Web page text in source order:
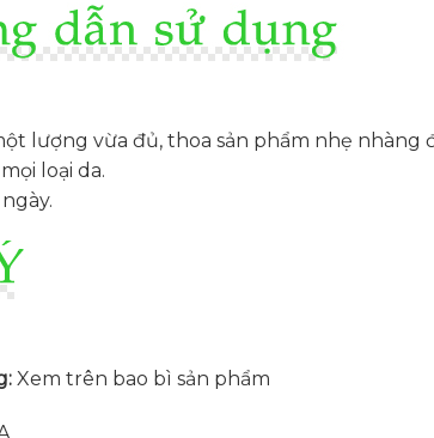
lượng vừa đủ, thoa sản phẩm nhẹ nhàng
loại da.
Xem trên bao bì sản phẩm